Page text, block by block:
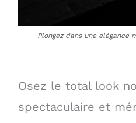
Plongez dans une élégance
Osez le total look
spectaculaire et